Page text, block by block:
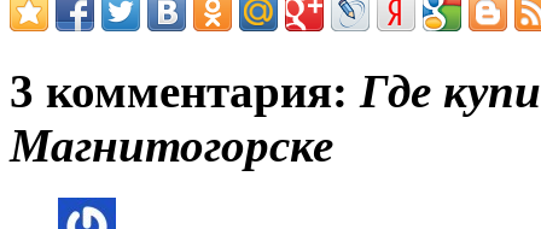
3 комментария: Где
Магнитогорске